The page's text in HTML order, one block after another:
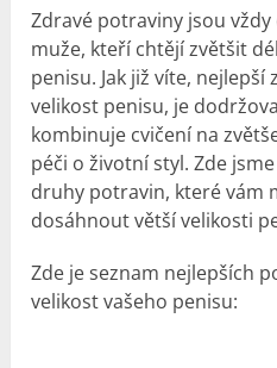
Zdravé potraviny jsou
muže, kteří chtějí zvětšit
penisu. Jak již víte,
velikost penisu, je
kombinuje cvičení na
péči o životní styl. Zde
druhy potravin, které vám
dosáhnout větší velikosti
Zde je seznam nejlepších
velikost vašeho penisu: